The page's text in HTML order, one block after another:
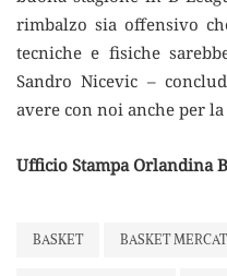
rimbalzo sia offensivo
tecniche e fisiche
Sandro Nicevic –
avere con noi anche per
Ufficio Stampa Orlandina
BASKET BASKET